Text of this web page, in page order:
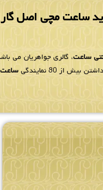
ساعت مچی اصل
ساعت، گالری جواهریان می
80 نمایندگی